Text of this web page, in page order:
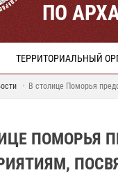
ПО
ТЕРРИТОРИАЛЬНЫЙ
В столице Поморья
ПОМОРЬЯ